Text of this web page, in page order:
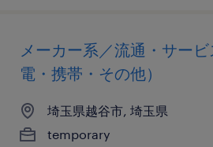
メーカー系／流通・サー
電・携帯・その他）
埼玉県越谷市, 埼玉県
temporary